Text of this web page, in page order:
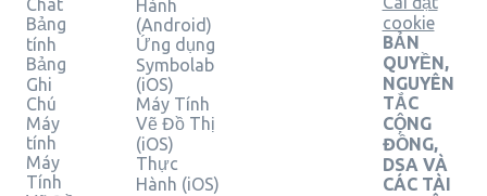
Chat
Bảng
tính
Bảng
Ghi
Chú
Máy
tính
Máy
Tính
Hành
(Android)
Ứng dụng
Symbolab
(iOS)
Máy Tính
Vẽ Đồ Thị
(iOS)
Thực
Hành (iOS)
cookie
BẢN
QUYỀN,
NGUYÊN
TẮC
CỘNG
ĐỒNG,
DSA VÀ
CÁC TÀI